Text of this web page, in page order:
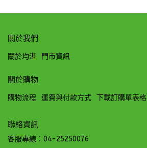
關於我們
關於均湛 門市資訊
關於購物
購物流程 運費與付款方式 下載訂購單表格
聯絡資訊
客服專線：04-25250076